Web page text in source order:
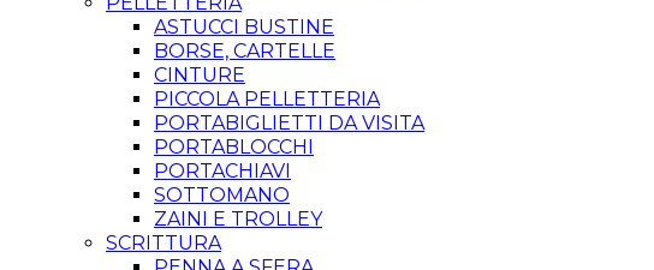
ASTUCCI BUSTINE
BORSE, CARTELLE
CINTURE
PICCOLA PELLETTERIA
PORTABIGLIETTI DA VISITA
PORTABLOCCHI
PORTACHIAVI
SOTTOMANO
ZAINI E TROLLEY
SCRITTURA